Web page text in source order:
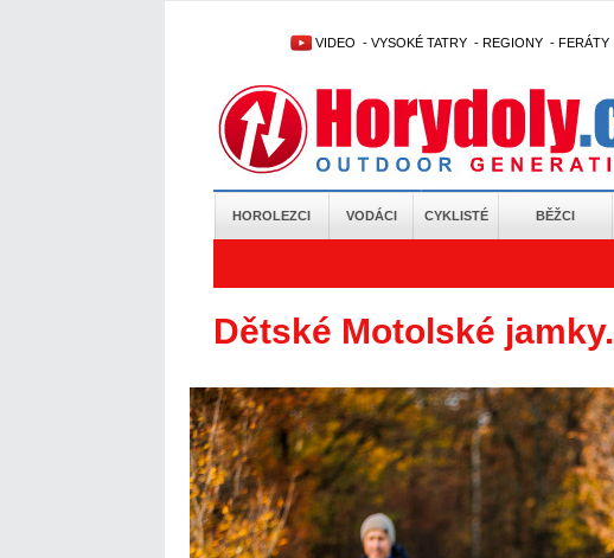
VIDEO - VYSOKÉ TATRY - REGIONY - FERÁTY
HOROLEZCI VODÁCI CYKLISTÉ BĚŽCI
Dětské Motolské jamky.